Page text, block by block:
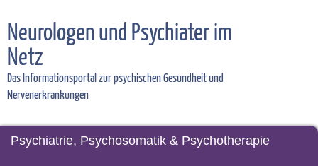
Neurologen und Psychiater im
Netz
Das Informationsportal zur psychischen Gesundheit und
Nervenerkrankungen
Psychiatrie, Psychosomatik & Psychotherapie